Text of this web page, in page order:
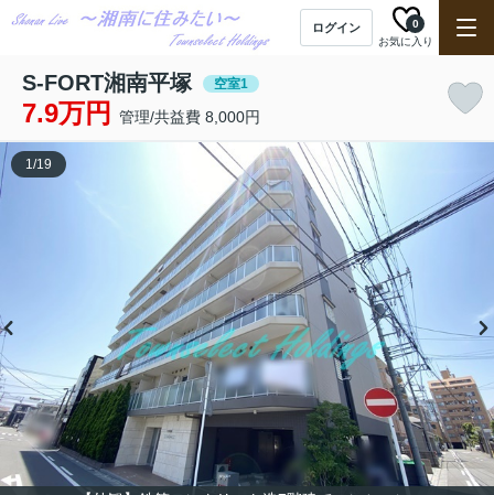
ログイン
お気に入り
0
S-FORT湘南平塚 空室1
7.9万円 管理/共益費 8,000円
1/19